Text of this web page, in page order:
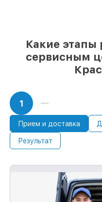
Какие
сервисным
1
Прием и доставка
Результат